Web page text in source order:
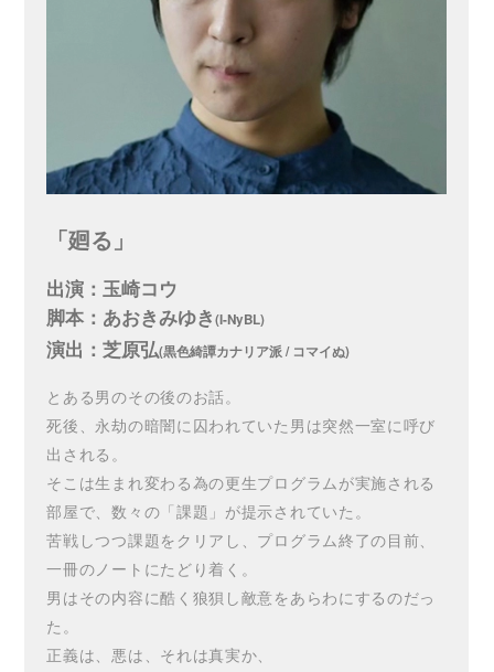
「廻る」
出演：玉崎コウ
脚本：あおきみゆき(I-NyBL)
演出：芝原弘(黒色綺譚カナリア派 / コマイぬ)
とある男のその後のお話。
死後、永劫の暗闇に囚われていた男は突然一室に呼び
出される。
そこは生まれ変わる為の更生プログラムが実施される
部屋で、数々の「課題」が提示されていた。
苦戦しつつ課題をクリアし、プログラム終了の目前、
一冊のノートにたどり着く。
男はその内容に酷く狼狽し敵意をあらわにするのだっ
た。
正義は、悪は、それは真実か、